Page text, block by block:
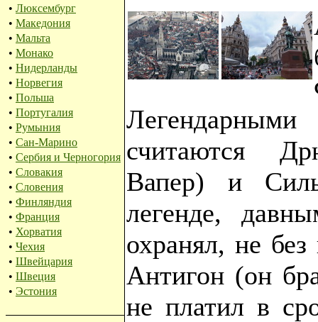
• Люксембург
• Македония
• Мальта
• Монако
• Нидерланды
• Норвегия
• Польша
• Португалия
• Румыния
• Сан-Марино
• Сербия и Черногория
• Словакия
• Словения
• Финляндия
• Франция
• Хорватия
• Чехия
• Швейцария
• Швеция
• Эстония
считаются
Вапер) и
легенде,
охранял, не
Антигон (он
не платил в